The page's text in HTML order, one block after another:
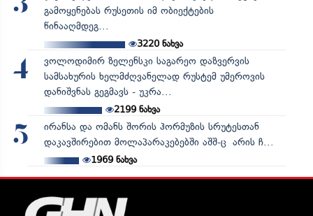
3
გამოყენებას რუსეთის იმ ობიექტების
წინააღმდეგ...
3220ნახვა
4
ვოლოდიმირ ზელენსკი საგარეო დაზვერვის
სამსახურის ხელმძღვანელად რუსტემ უმეროვის
დანიშვნას გეგმავს - უკრა...
2199ნახვა
5
ირანსა და ომანს შორის ჰორმუზის სრუტესთან
დაკავშირებით მოლაპარაკებებში აშშ-ც არის ჩ...
1969ნახვა